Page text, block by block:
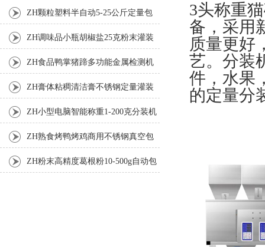
3头称重
备，采用
质量更好
艺。分装
件，水果
的定量分
ZH颗粒塑料半自动5-25公斤定量包
装机 ZH调味品小瓶胡椒盐25克粉末灌装
ZH食品鸭掌猪蹄多功能金属检测机
ZH膏体粘稠清洁膏不锈钢定量灌装
机厂家 ZH小型电脑智能称重1-200克分装机
ZH熟食烤鸭烤鸡商用不锈钢真空包
装机 ZH粉末高精度葛根粉10-500g自动包